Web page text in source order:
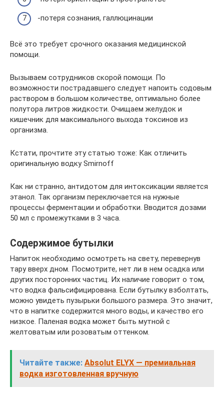
-потеря сознания, галлюцинации
Всё это требует срочного оказания медицинской
помощи.
Вызываем сотрудников скорой помощи. По
возможности пострадавшего следует напоить содовым
раствором в большом количестве, оптимально более
полутора литров жидкости. Очищаем желудок и
кишечник для максимального выхода токсинов из
организма.
Кстати, прочтите эту статью тоже: Как отличить
оригинальную водку Smirnoff
Как ни странно, антидотом для интоксикации является
этанол. Так организм переключается на нужные
процессы ферментации и обработки. Вводится дозами
50 мл с промежутками в 3 часа.
Содержимое бутылки
Напиток необходимо осмотреть на свету, перевернув
тару вверх дном. Посмотрите, нет ли в нем осадка или
других посторонних частиц. Их наличие говорит о том,
что водка фальсифицирована. Если бутылку взболтать,
можно увидеть пузырьки большого размера. Это значит,
что в напитке содержится много воды, и качество его
низкое. Паленая водка может быть мутной с
желтоватым или розоватым оттенком.
Читайте также: Absolut ELYX — премиальная
водка изготовленная вручную